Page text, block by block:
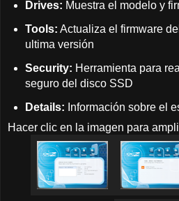
Drives: Muestra el modelo y
Tools: Actualiza el firmware
ultima versión
Security: Herramienta para
seguro del disco SSD
Details: Información sobre el
Hacer clic en la imagen para